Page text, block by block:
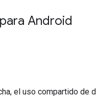
Android
el uso compartido de